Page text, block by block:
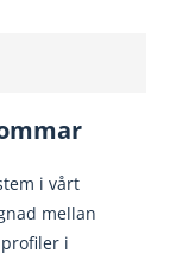
i vårt
mellan
i